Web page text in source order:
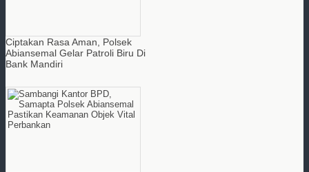
Ciptakan Rasa Aman, Polsek
Abiansemal Gelar Patroli Biru Di
Bank Mandiri